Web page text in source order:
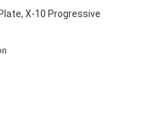
X-10 Progressive